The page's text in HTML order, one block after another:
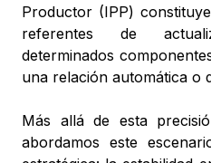
Productor (IPP)
referentes de
determinados
una relación automática o
Más allá de esta
abordamos este